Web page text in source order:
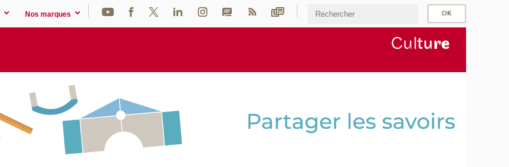
Nos marques
Culture